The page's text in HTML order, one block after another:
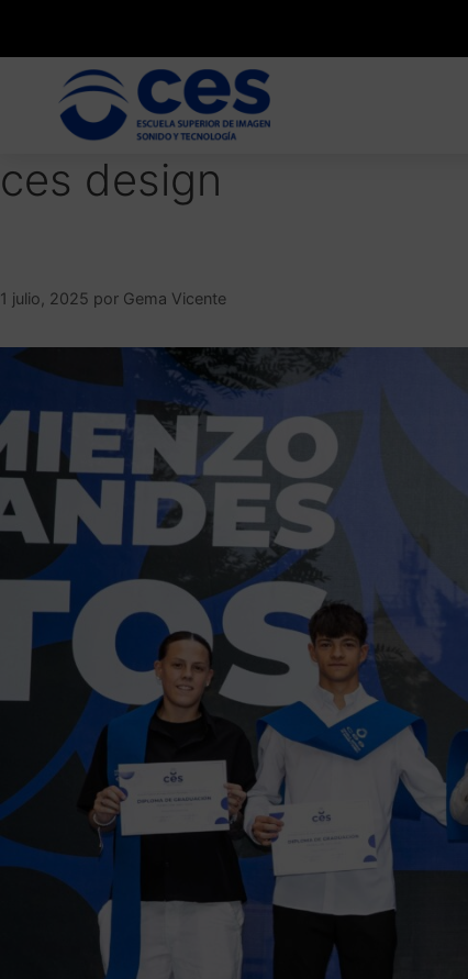
ces design
1 julio, 2025 por Gema Vicente